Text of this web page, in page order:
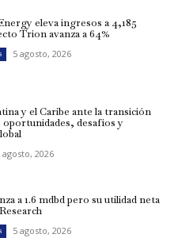
eleva ingresos a 4,185
Trion avanza a 64%
5 agosto, 2026
y el Caribe ante la transición
oportunidades, desafíos y
agosto, 2026
a 1.6 mdbd pero su utilidad neta
5 agosto, 2026